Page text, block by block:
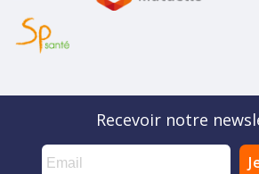
Recevoir notre